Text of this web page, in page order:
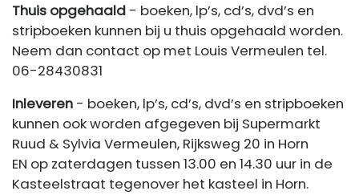
Thuis opgehaald - boeken, lp’s, cd’s, dvd’s en
stripboeken kunnen bij u thuis opgehaald worden.
Neem dan contact op met Louis Vermeulen tel.
06-28430831
Inleveren - boeken, lp’s, cd’s, dvd’s en stripboeken
kunnen ook worden afgegeven bij Supermarkt
Ruud & Sylvia Vermeulen, Rijksweg 20 in Horn
EN op zaterdagen tussen 13.00 en 14.30 uur in de
Kasteelstraat tegenover het kasteel in Horn.